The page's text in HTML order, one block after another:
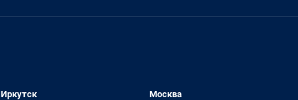
Иркутск
Москва